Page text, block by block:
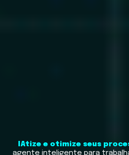
IAtize e otimize seus
agente inteligente para